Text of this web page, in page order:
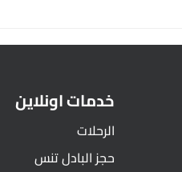
خدمات اونلاين
الرحلات
حجز البادل تنس